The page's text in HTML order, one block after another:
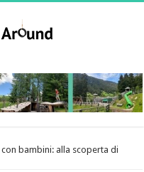
con bambini: alla scoperta di